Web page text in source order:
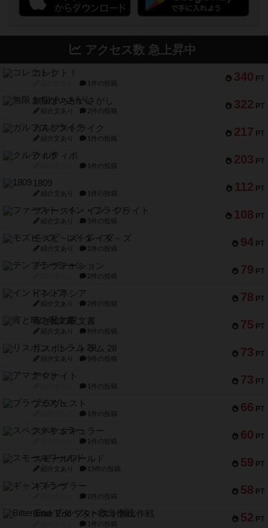
アクセス数 急上昇中
340 PT
コレクト！
1件の投稿
322 PT
無限まちがいさがし
紹介文あり 2件の投稿
217 PT
ガルフストライク
紹介文あり 1件の投稿
203 PT
クルティボ
1件の投稿
112 PT
1809
紹介文あり 1件の投稿
108 PT
ファースト・イン・フライト
紹介文あり 3件の投稿
94 PT
モズビ－ズ・レイダ－ズ
紹介文あり 1件の投稿
79 PT
テンプテーション
2件の投稿
78 PT
インドネシア
紹介文あり 2件の投稿
75 PT
宵と暁の呪文書
紹介文あり 8件の投稿
73 PT
リスボン・トラム 28
紹介文あり 9件の投稿
73 PT
アマナイト
1件の投稿
66 PT
ブラヴェスト
1件の投稿
60 PT
スペクタキュラー
1件の投稿
59 PT
スモールワールド
紹介文あり 13件の投稿
58 PT
ギャンブラー
2件の投稿
52 PT
Bitter End ブタペスト救出作戦
1件の投稿